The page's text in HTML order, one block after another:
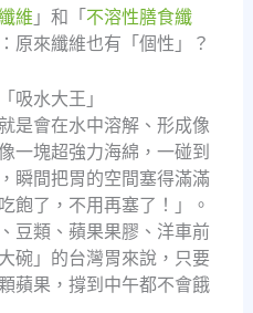
維 」和「 不溶性膳食纖
原來纖維也有「個性」？
吸水大王」
是會在水中溶解、形成像
一塊超強力海綿，一碰到
瞬間把胃的空間塞得滿滿
飽了，不用再塞了！」。
豆類、蘋果果膠、洋車前
碗」的台灣胃來說，只要
蘋果，撐到中午都不會餓